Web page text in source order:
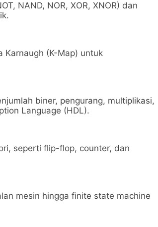
NAND, NOR, XOR, XNOR) dan
Karnaugh (K-Map) untuk
biner, pengurang, multiplikasi,
Language (HDL).
seperti flip-flop, counter, dan
mesin hingga finite state machine